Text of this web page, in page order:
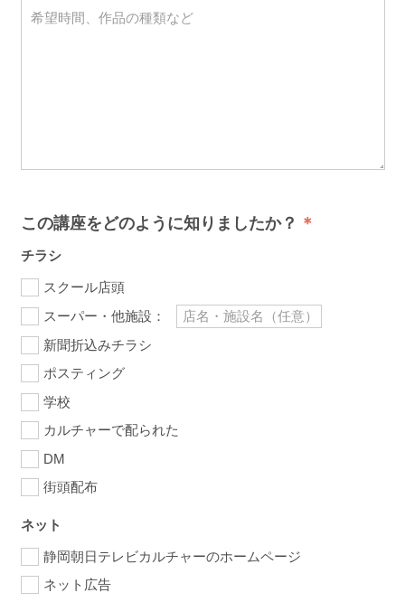
この講座をどのように知りましたか？
チラシ
スクール店頭
スーパー・他施設：
新聞折込みチラシ
ポスティング
学校
カルチャーで配られた
DM
街頭配布
ネット
静岡朝日テレビカルチャーのホームページ
ネット広告